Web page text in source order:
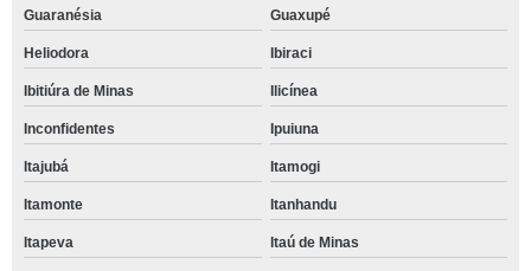
Guaranésia Guaxupé
Heliodora Ibiraci
Ibitiúra de Minas Ilicínea
Inconfidentes Ipuiuna
Itajubá Itamogi
Itamonte Itanhandu
Itapeva Itaú de Minas